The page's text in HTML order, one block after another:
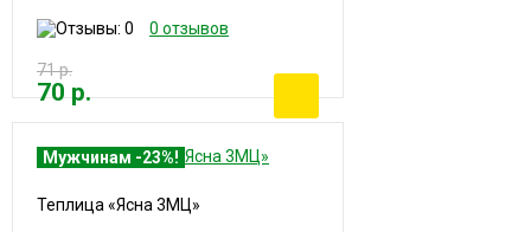
0 отзывов
71 р.
70 р.
Мужчинам -23%!
Теплица «Ясна 3МЦ»